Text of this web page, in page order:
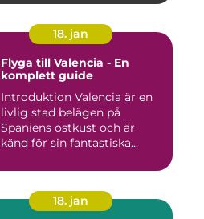
18. jan
Flyga till Valencia - En
komplett guide
Introduktion Valencia är en
livlig stad belägen på
Spaniens östkust och är
känd för sin fantastiska...
18. jan